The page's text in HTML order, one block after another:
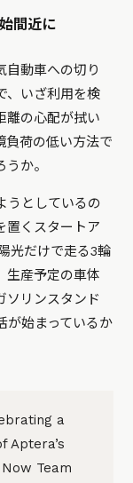
間近に
自動車への切り
、いざ利用を検
離の心配が拭い
負荷の低い方法で
か。
うとしているの
置くスタートア
光だけで走る3輪
生産予定の車体
ソリンスタンド
が始まっているか
a
Aptera’s
Team